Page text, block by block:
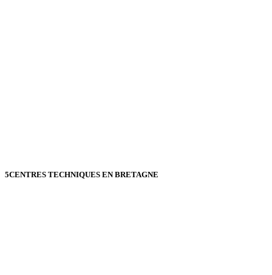
5CENTRES TECHNIQUES EN BRETAGNE